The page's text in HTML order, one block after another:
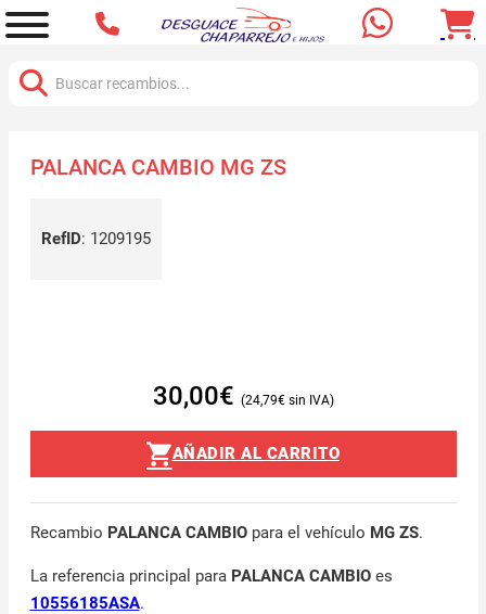
PALANCA CAMBIO MG ZS
RefID: 1209195
30,00€ 24,79€
AÑADIR AL CARRITO
Recambio PALANCA CAMBIOpara el vehículo MG ZS.
La referencia principal para PALANCA CAMBIOes
10556185ASA.